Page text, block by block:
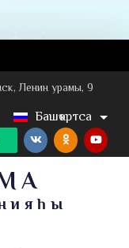
Ленин урамы, 9
Башҡортса